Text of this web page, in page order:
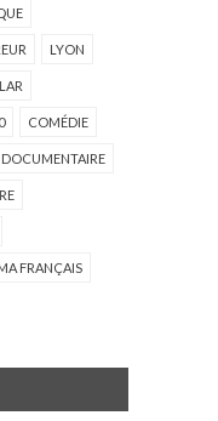
LYON
COMÉDIE
DOCUMENTAIRE
FRANÇAIS